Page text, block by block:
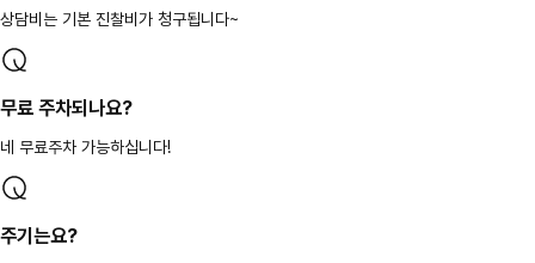
상담비는 기본 진찰비가 청구됩니다~
무료 주차되나요?
네 무료주차 가능하십니다!
주기는요?